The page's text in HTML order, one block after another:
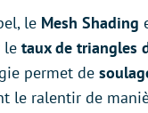
le Mesh Shading
le taux de triangles
permet de
le ralentir de